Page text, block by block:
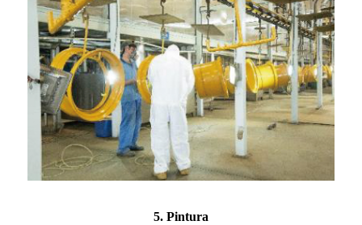
5. Pintura